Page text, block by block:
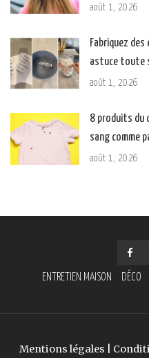
août 1, 2026
Fabriquez
astuce toute
août 1, 2026
8 produits du
sang comme
août 1, 2026
ENTRETIEN MAISON DÉCO
Mentions légales